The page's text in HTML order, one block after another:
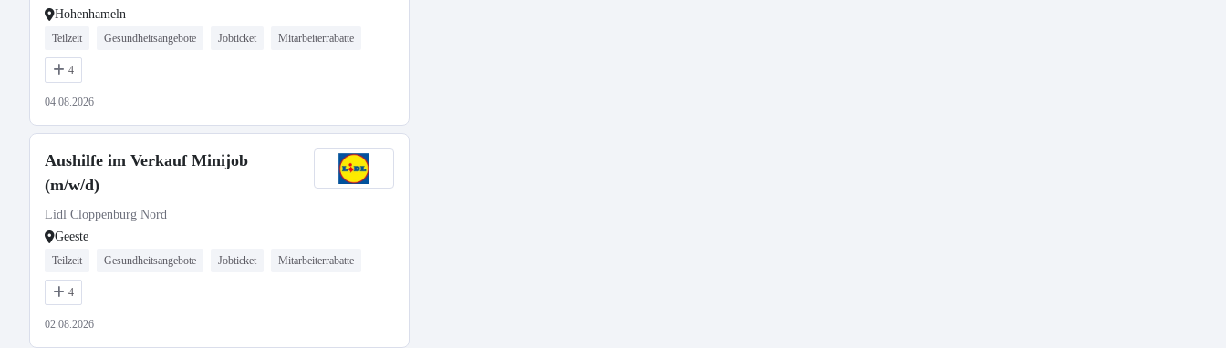
Hohenhameln
Teilzeit Gesundheitsangebote Jobticket Mitarbeiterrabatte
4
04.08.2026
Aushilfe im Verkauf Minijob
(m/w/d)
Lidl Cloppenburg Nord
Geeste
Teilzeit Gesundheitsangebote Jobticket Mitarbeiterrabatte
4
02.08.2026